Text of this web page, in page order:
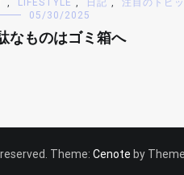
05/30/2025
なものはゴミ箱へ
reserved. Theme: Cenote by